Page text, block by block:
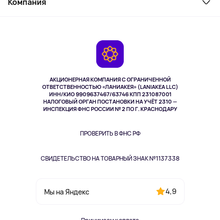
АКЦИОНЕРНАЯ КОМПАНИЯ С ОГРАНИЧЕННОЙ
ОТВЕТСТВЕННОСТЬЮ «ЛАНИАКЕЯ» (LANIAKEA LLC)
ИНН/КИО 9909637467/63746 КПП 231087001
НАЛОГОВЫЙ ОРГАН ПОСТАНОВКИ НА УЧЁТ 2310 —
ИНСПЕКЦИЯ ФНС РОССИИ № 2 ПО Г. КРАСНОДАРУ
ПРОВЕРИТЬ В ФНС РФ
СВИДЕТЕЛЬСТВО НА ТОВАРНЫЙ ЗНАК №1137338
Мы на Яндекс 4,9
Здоровье питомцев
Одежда и аксессуары
Как заказать